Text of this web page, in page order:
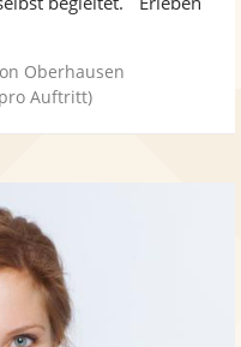
Oberhausen
Auftritt)